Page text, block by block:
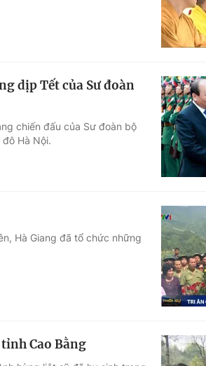
dịp Tết của Sư đoàn
chiến đấu của Sư đoàn bộ
Hà Nội.
Hà Giang đã tổ chức những
Cao Bằng